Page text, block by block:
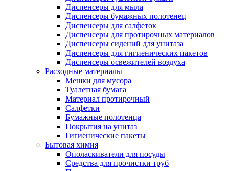
Диспенсеры для мыла
Диспенсеры бумажных полотенец
Диспенсеры для салфеток
Диспенсеры для протирочных материалов
Диспенсеры сидений для унитаза
Диспенсеры для гигиенических пакетов
Диспенсеры освежителей воздуха
Расходные материалы
Мешки для мусора
Туалетная бумага
Материал протирочный
Салфетки
Бумажные полотенца
Покрытия на унитаз
Гигиенические пакеты
Бытовая химия
Ополаскиватели для посуды
Средства для прочистки труб